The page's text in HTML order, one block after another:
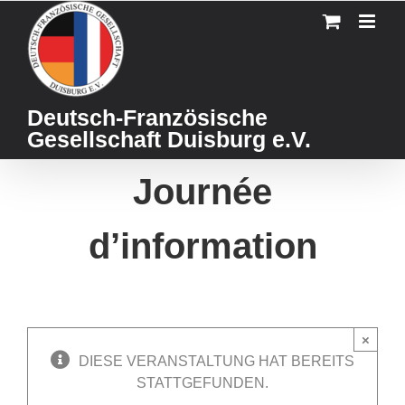
content
Deutsch-Französische
Gesellschaft Duisburg e.V.
Journée
d’information
DIESE VERANSTALTUNG HAT BEREITS
STATTGEFUNDEN.
×